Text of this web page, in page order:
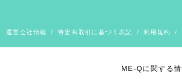
運営会社情報 /特定商取引に基づく表記 / 利用規約 /
ME-Qに関する